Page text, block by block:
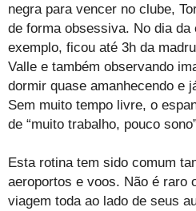
negra para vencer no clube,
de forma obsessiva. No dia da
exemplo, ficou até 3h da
Valle e também observando
dormir quase amanhecendo e
Sem muito tempo livre, o
de “muito trabalho, pouco
Esta rotina tem sido comum
aeroportos e voos. Não é raro
viagem toda ao lado de seus